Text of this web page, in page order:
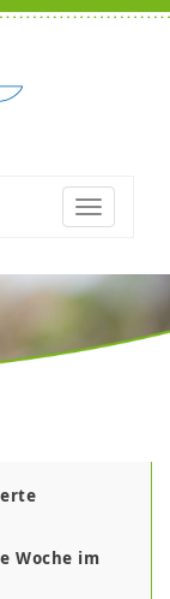
Toggle
Woche im